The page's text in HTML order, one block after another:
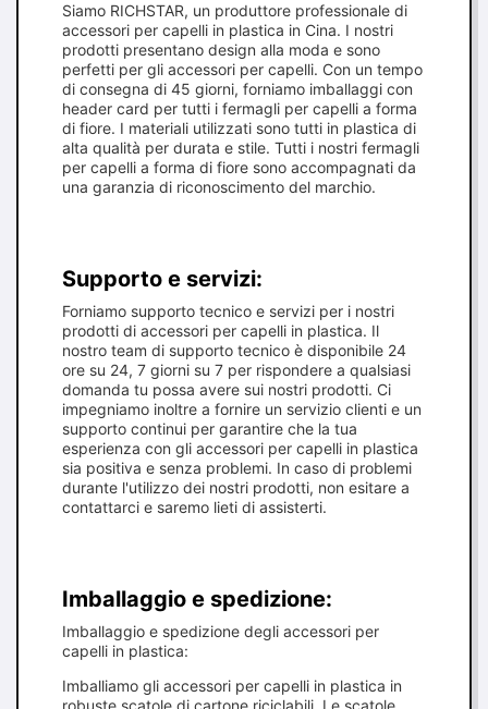
Siamo RICHSTAR, un produttore professionale di
accessori per capelli in plastica in Cina. I nostri
prodotti presentano design alla moda e sono
perfetti per gli accessori per capelli. Con un tempo
di consegna di 45 giorni, forniamo imballaggi con
header card per tutti i fermagli per capelli a forma
di fiore. I materiali utilizzati sono tutti in plastica di
alta qualità per durata e stile. Tutti i nostri fermagli
per capelli a forma di fiore sono accompagnati da
una garanzia di riconoscimento del marchio.
Supporto e servizi:
Forniamo supporto tecnico e servizi per i nostri
prodotti di accessori per capelli in plastica. Il
nostro team di supporto tecnico è disponibile 24
ore su 24, 7 giorni su 7 per rispondere a qualsiasi
domanda tu possa avere sui nostri prodotti. Ci
impegniamo inoltre a fornire un servizio clienti e un
supporto continui per garantire che la tua
esperienza con gli accessori per capelli in plastica
sia positiva e senza problemi. In caso di problemi
durante l'utilizzo dei nostri prodotti, non esitare a
contattarci e saremo lieti di assisterti.
Imballaggio e spedizione:
Imballaggio e spedizione degli accessori per
capelli in plastica:
Imballiamo gli accessori per capelli in plastica in
robuste scatole di cartone riciclabili. Le scatole